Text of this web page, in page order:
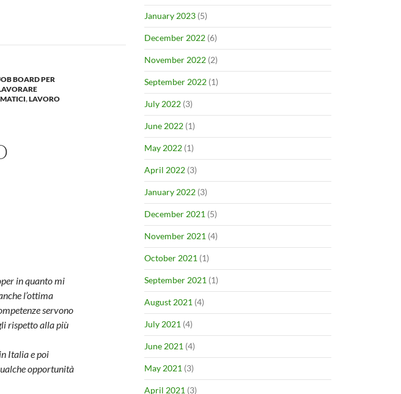
BOARD PER
,LAVORO
in quanto mi
l’ottima
servono
rispetto alla più
Italia e poi
opportunità
January 2023 (5)
December 2022 (6)
November 2022 (2)
September 2022 (1)
July 2022 (3)
June 2022 (1)
May 2022 (1)
April 2022 (3)
January 2022 (3)
December 2021 (5)
November 2021 (4)
October 2021 (1)
September 2021 (1)
August 2021 (4)
July 2021 (4)
June 2021 (4)
May 2021 (3)
April 2021 (3)